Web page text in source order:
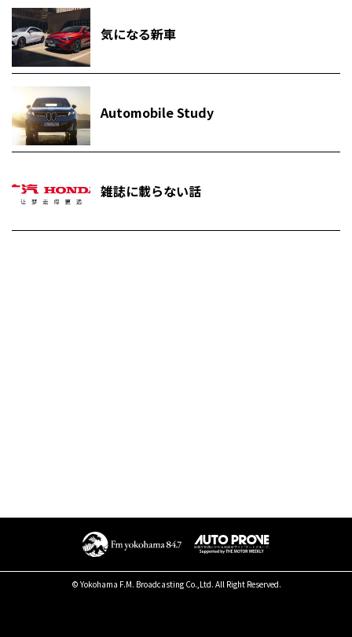
気になる新車
Automobile Study
雑誌に載らない話
© Yokohama F.M. Broadcasting Co.,Ltd. All Right Reserved.